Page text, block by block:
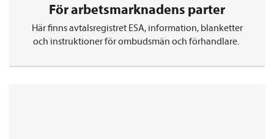
För arbetsmarknadens parter
Här finns avtalsregistret ESA, information, blanketter
och instruktioner för ombudsmän och förhandlare.